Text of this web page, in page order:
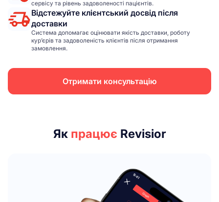
сервісу та рівень задоволеності пацієнтів.
Відстежуйте клієнтський досвід після
доставки
Система допомагає оцінювати якість доставки, роботу
кур’єрів та задоволеність клієнтів після отримання
замовлення.
Отримати консультацію
Як працює Revisior